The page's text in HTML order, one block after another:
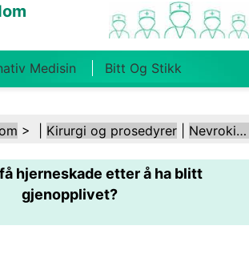
Medisin Bitt Og Stikk
Familiehelse
Psykisk Helse Folkehelse Og
> | Kirurgi og prosedyrer Nevrokirurgi
hjerneskade etter å ha blitt
gjenopplivet?